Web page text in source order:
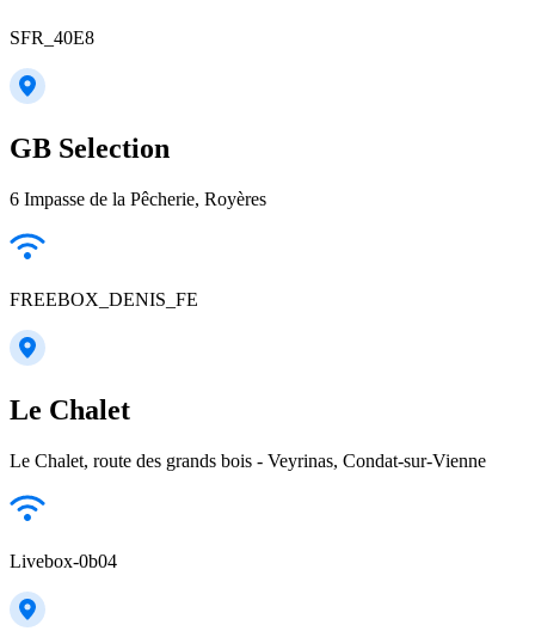
SFR_40E8
GB Selection
6 Impasse de la Pêcherie, Royères
FREEBOX_DENIS_FE
Le Chalet
Le Chalet, route des grands bois - Veyrinas, Condat-sur-Vienne
Livebox-0b04